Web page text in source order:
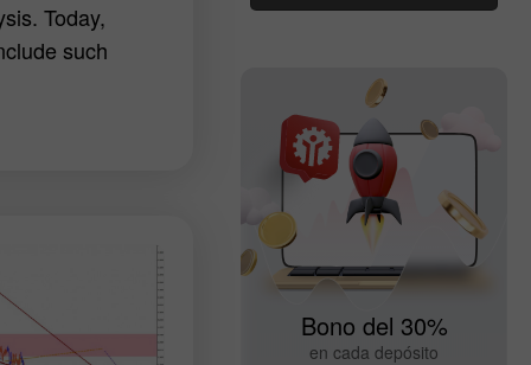
Today,
such
trading
Bono del 30%
en cada depósito